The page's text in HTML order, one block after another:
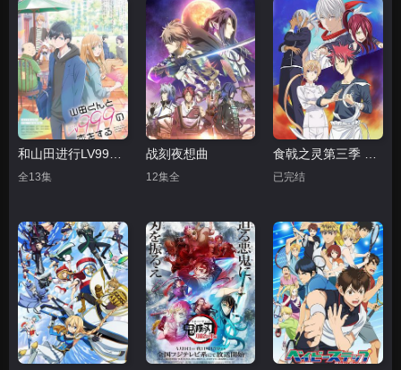
全13集
战刻夜想曲
12集全 已完结